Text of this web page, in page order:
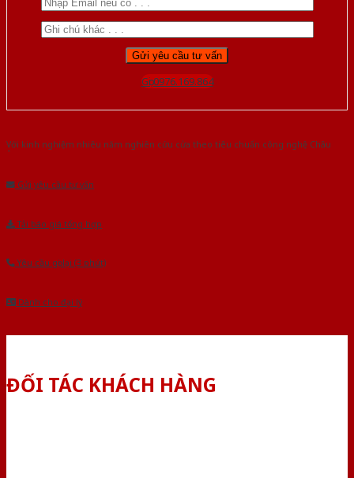
Gọi 0976.169.864
Với kinh nghiệm nhiêu năm nghiên cứu cửa theo tiêu chuẩn công nghệ Châu
Âu.Chúng tôi tự tin là nhà sản xuất & cung cấp hàng đầu tại Việt Nam!
Gửi yêu cầu tư vấn
Tải báo giá tổng hợp
Yêu cầu gọi lại (3 phút)
Dành cho đại lý
ĐỐI TÁC KHÁCH HÀNG